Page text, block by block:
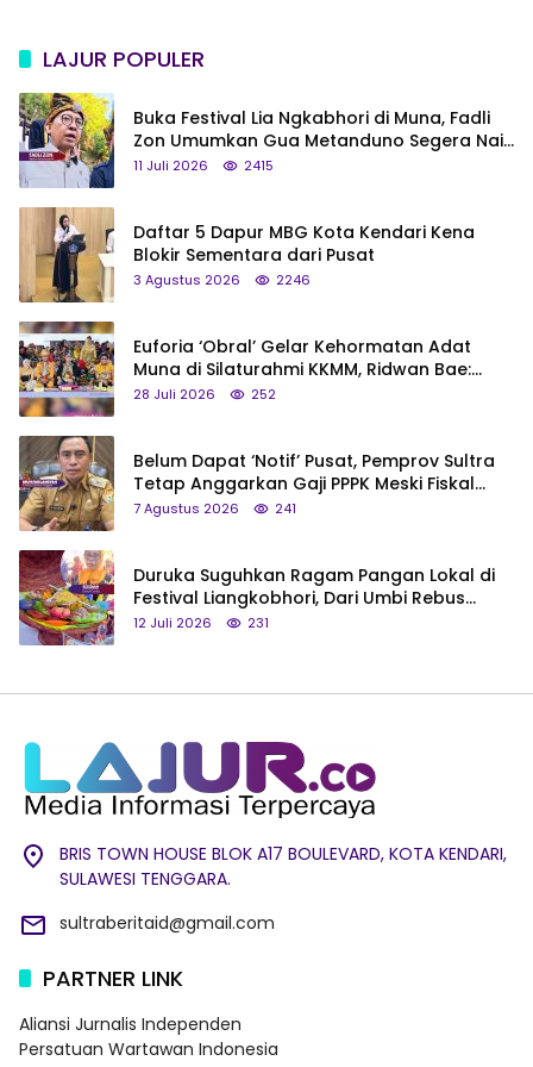
LAJUR POPULER
Buka Festival Lia Ngkabhori di Muna, Fadli
Zon Umumkan Gua Metanduno Segera Naik
Status Jadi Cagar Budaya Nasional
11 Juli 2026 2415
Daftar 5 Dapur MBG Kota Kendari Kena
Blokir Sementara dari Pusat
3 Agustus 2026 2246
Euforia ‘Obral’ Gelar Kehormatan Adat
Muna di Silaturahmi KKMM, Ridwan Bae:
Saya Bukan Tipe Begitu, Belum Pantas!
28 Juli 2026 252
Belum Dapat ‘Notif’ Pusat, Pemprov Sultra
Tetap Anggarkan Gaji PPPK Meski Fiskal
Megap-Megap
7 Agustus 2026 241
Duruka Suguhkan Ragam Pangan Lokal di
Festival Liangkobhori, Dari Umbi Rebus
hingga Tumpeng Beras Muna
12 Juli 2026 231
BRIS TOWN HOUSE BLOK A17 BOULEVARD, KOTA KENDARI,
SULAWESI TENGGARA.
sultraberitaid@gmail.com
PARTNER LINK
Aliansi Jurnalis Independen
Persatuan Wartawan Indonesia